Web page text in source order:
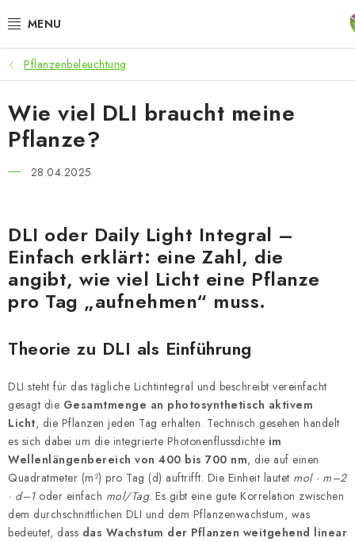
Inhalt
ANGEBOTE
LED PFLANZENLAMPEN
ANBAUBEDARF FÜR DEN HEIMANBAU
MICROGREENS
SMARTER GARTEN
Pflanzenbeleuchtung
Wie viel DLI braucht meine
Pflanze?
28.04.2025
DLI oder Daily Light Integral –
Einfach erklärt: eine Zahl, die
angibt, wie viel Licht eine Pflanze
pro Tag „aufnehmen“ muss.
Theorie zu DLI als Einführung
DLI steht für das tägliche Lichtintegral und beschreibt vereinfacht
gesagt die Gesamtmenge an photosynthetisch aktivem
Licht, die Pflanzen jeden Tag erhalten. Technisch gesehen handelt
es sich dabei um die integrierte Photonenflussdichte im
Wellenlängenbereich von 400 bis 700 nm, die auf einen
Quadratmeter (m²) pro Tag (d) auftrifft. Die Einheit lautet mol · m–2
· d–1oder einfach mol/Tag. Es gibt eine gute Korrelation zwischen
dem durchschnittlichen DLI und dem Pflanzenwachstum, was
bedeutet, dass das Wachstum der Pflanzen weitgehend linear